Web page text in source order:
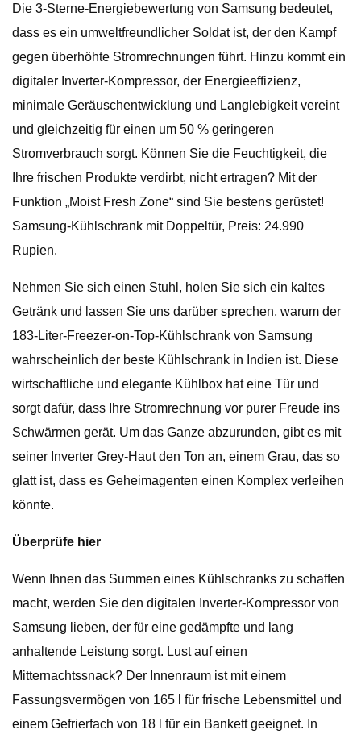
Die 3-Sterne-Energiebewertung von Samsung bedeutet,
dass es ein umweltfreundlicher Soldat ist, der den Kampf
gegen überhöhte Stromrechnungen führt. Hinzu kommt ein
digitaler Inverter-Kompressor, der Energieeffizienz,
minimale Geräuschentwicklung und Langlebigkeit vereint
und gleichzeitig für einen um 50 % geringeren
Stromverbrauch sorgt. Können Sie die Feuchtigkeit, die
Ihre frischen Produkte verdirbt, nicht ertragen? Mit der
Funktion „Moist Fresh Zone“ sind Sie bestens gerüstet!
Samsung-Kühlschrank mit Doppeltür, Preis: 24.990
Rupien.
Nehmen Sie sich einen Stuhl, holen Sie sich ein kaltes
Getränk und lassen Sie uns darüber sprechen, warum der
183-Liter-Freezer-on-Top-Kühlschrank von Samsung
wahrscheinlich der beste Kühlschrank in Indien ist. Diese
wirtschaftliche und elegante Kühlbox hat eine Tür und
sorgt dafür, dass Ihre Stromrechnung vor purer Freude ins
Schwärmen gerät. Um das Ganze abzurunden, gibt es mit
seiner Inverter Grey-Haut den Ton an, einem Grau, das so
glatt ist, dass es Geheimagenten einen Komplex verleihen
könnte.
Überprüfe hier
Wenn Ihnen das Summen eines Kühlschranks zu schaffen
macht, werden Sie den digitalen Inverter-Kompressor von
Samsung lieben, der für eine gedämpfte und lang
anhaltende Leistung sorgt. Lust auf einen
Mitternachtssnack? Der Innenraum ist mit einem
Fassungsvermögen von 165 l für frische Lebensmittel und
einem Gefrierfach von 18 l für ein Bankett geeignet. In